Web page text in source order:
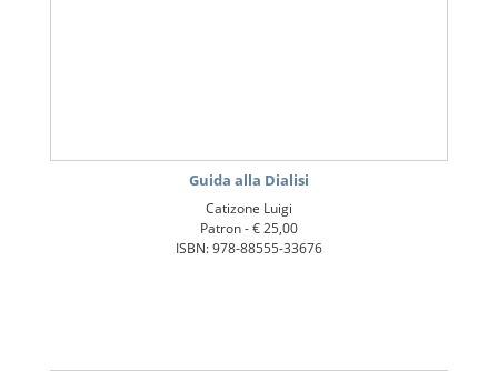
Guida alla Dialisi
Catizone Luigi
Patron -€ 25,00
ISBN: 978-88555-33676